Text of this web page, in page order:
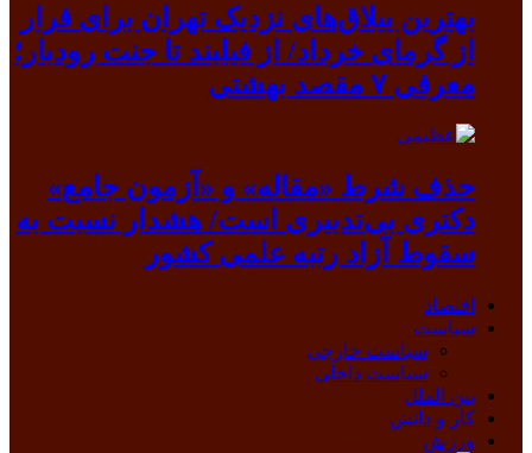
بهترین ییلاق‌های نزدیک تهران برای فرار
از گرمای خرداد/ از فیلبند تا جنت رودبار؛
معرفی ۷ مقصد بهشتی
حذف شرط «مقاله» و «آزمون جامع»
دکتری بی‌تدبیری است/ هشدار نسبت به
سقوط آزاد رتبه علمی کشور
اقتصاد
سیاست
سیاست خارجی
سیاست داخلی
بین الملل
کار و دانش
ورزش